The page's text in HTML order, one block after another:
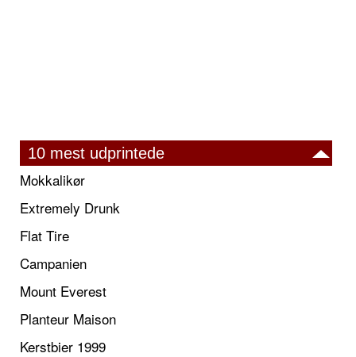
10 mest udprintede
Mokkalikør
Extremely Drunk
Flat Tire
Campanien
Mount Everest
Planteur Maison
Kerstbier 1999